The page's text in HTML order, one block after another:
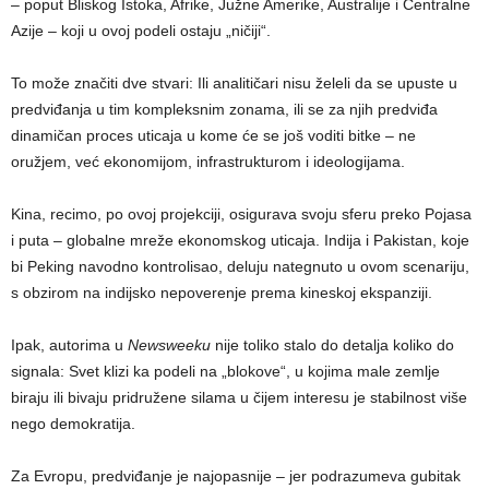
– poput Bliskog Istoka, Afrike, Južne Amerike, Australije i Centralne
Azije – koji u ovoj podeli ostaju „ničiji“.
To može značiti dve stvari: Ili analitičari nisu želeli da se upuste u
predviđanja u tim kompleksnim zonama, ili se za njih predviđa
dinamičan proces uticaja u kome će se još voditi bitke – ne
oružjem, već ekonomijom, infrastrukturom i ideologijama.
Kina, recimo, po ovoj projekciji, osigurava svoju sferu preko Pojasa
i puta – globalne mreže ekonomskog uticaja. Indija i Pakistan, koje
bi Peking navodno kontrolisao, deluju nategnuto u ovom scenariju,
s obzirom na indijsko nepoverenje prema kineskoj ekspanziji.
Ipak, autorima u Newsweeku nije toliko stalo do detalja koliko do
signala: Svet klizi ka podeli na „blokove“, u kojima male zemlje
biraju ili bivaju pridružene silama u čijem interesu je stabilnost više
nego demokratija.
Za Evropu, predviđanje je najopasnije – jer podrazumeva gubitak